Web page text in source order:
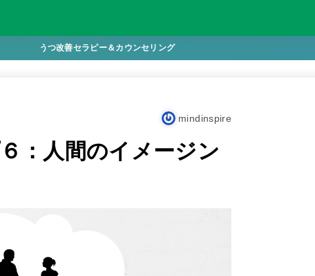
うつ改善セラピー＆カウンセリング
mindinspire
：人間のイメージン